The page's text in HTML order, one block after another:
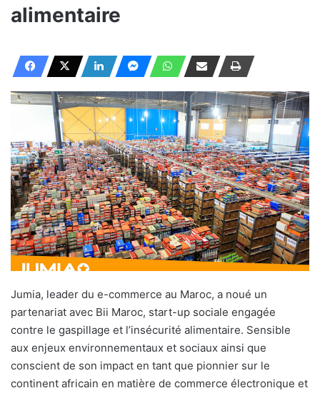
alimentaire
Jumia, leader du e-commerce au Maroc, a noué un
partenariat avec Bii Maroc, start-up sociale engagée
contre le gaspillage et l’insécurité alimentaire. Sensible
aux enjeux environnementaux et sociaux ainsi que
conscient de son impact en tant que pionnier sur le
continent africain en matière de commerce électronique et